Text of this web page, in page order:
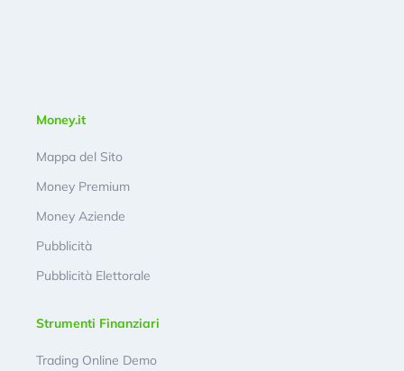
Money.it
Mappa del Sito
Money Premium
Money Aziende
Pubblicità
Pubblicità Elettorale
Strumenti Finanziari
Trading Online Demo